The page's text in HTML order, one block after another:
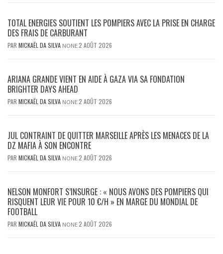
TOTAL ENERGIES SOUTIENT LES POMPIERS AVEC LA PRISE EN CHARGE
DES FRAIS DE CARBURANT
PAR MICKAËL DA SILVA NONE2 AOÛT 2026
ARIANA GRANDE VIENT EN AIDE À GAZA VIA SA FONDATION
BRIGHTER DAYS AHEAD
PAR MICKAËL DA SILVA NONE2 AOÛT 2026
JUL CONTRAINT DE QUITTER MARSEILLE APRÈS LES MENACES DE LA
DZ MAFIA À SON ENCONTRE
PAR MICKAËL DA SILVA NONE2 AOÛT 2026
NELSON MONFORT S’INSURGE : « NOUS AVONS DES POMPIERS QUI
RISQUENT LEUR VIE POUR 10 €/H » EN MARGE DU MONDIAL DE
FOOTBALL
PAR MICKAËL DA SILVA NONE2 AOÛT 2026